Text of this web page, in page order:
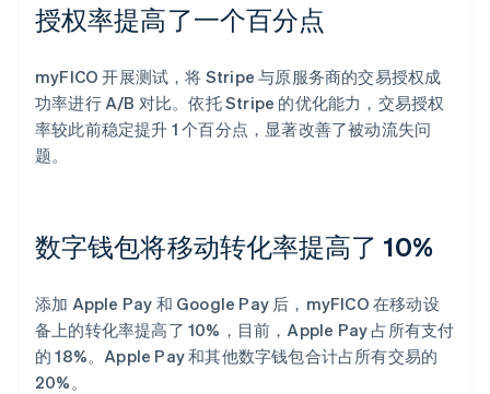
授权率提高了一个百分点
myFICO 开展测试，将 Stripe 与原服务商的交易授权成
功率进行 A/B 对比。依托 Stripe 的优化能力，交易授权
率较此前稳定提升 1 个百分点，显著改善了被动流失问
题。
数字钱包将移动转化率提高了 10%
添加 Apple Pay 和 Google Pay 后，myFICO 在移动设
备上的转化率提高了 10%，目前，Apple Pay 占所有支付
的 18%。Apple Pay 和其他数字钱包合计占所有交易的
20%。